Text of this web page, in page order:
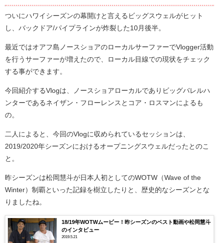
ついにハワイシーズンの幕開けと言えるビッグスウェルがヒット
し、バックドア/パイプラインが炸裂した10月後半。
最近ではオアフ島ノースショアのローカルサーファーでVlogger活動
を行うサーファーが増えたので、ローカル目線での現状をチェック
する事ができます。
今回紹介するVlogは、ノースショアローカルでありビッグバレルハ
ンターであるネイザン・フローレンスとコア・ロスマンによるも
の。
二人によると、今回のVlogに収められているセッションは、
2019/2020年シーズンにおけるオープニングスウェルだったとのこ
と。
昨シーズンは松岡慧斗が日本人初としてのWOTW（Wave of the
Winter）制覇といった記録を樹立したりと、歴史的なシーズンとな
りましたね。
18/19年WOTWムービー！昨シーズンのベスト動画や松岡慧斗
のインタビュー
2019.5.21